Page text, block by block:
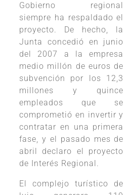
Gobierno regional
siempre ha respaldado el
proyecto. De hecho, la
Junta concedió en junio
del 2007 a la empresa
medio millón de euros de
subvención por los 12,3
millones y quince
empleados que se
comprometió en invertir y
contratar en una primera
fase, y el pasado mes de
abril declaro el proyecto
de Interés Regional.
El complejo turístico de